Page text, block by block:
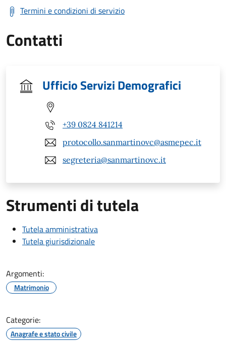
Termini e condizioni di servizio
Contatti
Ufficio Servizi Demografici
+39 0824 841214
protocollo.sanmartinovc@asmepec.it
segreteria@sanmartinovc.it
Strumenti di tutela
Tutela amministrativa
Tutela giurisdizionale
Argomenti:
Matrimonio
Categorie:
Anagrafe e stato civile